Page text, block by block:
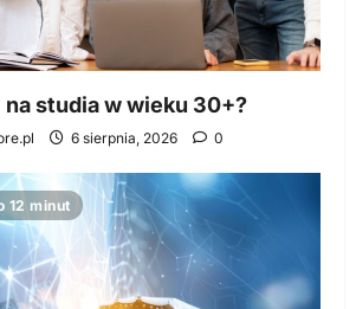
studia w wieku 30+?
6 sierpnia, 2026 0
12 minut